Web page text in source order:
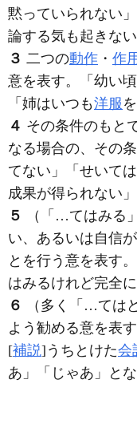
黙っていられない
論する気も起きない
３ 二つの動作 ・ 作
意を表す。「幼い
「姉はいつも洋服
４ その条件のもと
なる場合の、その
てない」「せいては
成果が得られない」
５
（「…てはみる
い、あるいは自信
とを行う意を表す
はみるけれど完全
６
（多く「…ては
よう勧める意を表
[補説]うちとけた会
あ」「じゃあ」と